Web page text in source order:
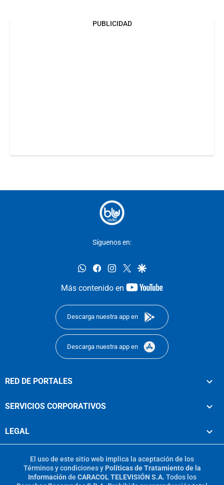
PUBLICIDAD
Síguenos en:
whatsappfacebookinstagram
twittergoogle
Más contenido en
youtube-
Descarga nuestra app en
Descarga nuestra app en
RED DE PORTALES
SERVICIOS CORPORATIVOS
LEGAL
El uso de este sitio web implica la aceptación de los
Términos y condicionesy Políticas de Tratamiento de la
Información de CARACOL TELEVISIÓN S.A. Todos los